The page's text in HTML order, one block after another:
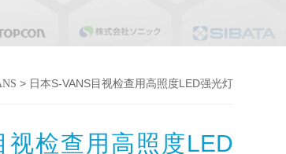
> 日本S-VANS目视检查用高照度LED强光灯
视检查用高照度LED